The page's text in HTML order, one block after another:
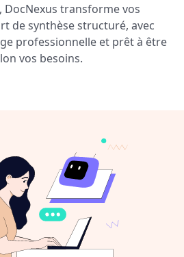
DocNexus transforme vos
de synthèse structuré, avec
professionnelle et prêt à être
vos besoins.